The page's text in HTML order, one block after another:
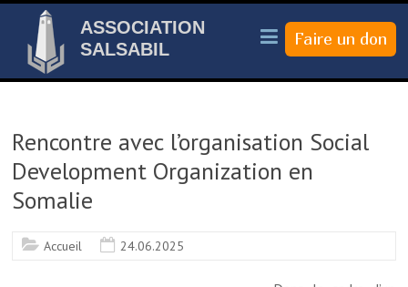
ASSOCIATION
SALSABIL
Rencontre avec l’organisation Social
Development Organization en
Somalie
Accueil 24.06.2025